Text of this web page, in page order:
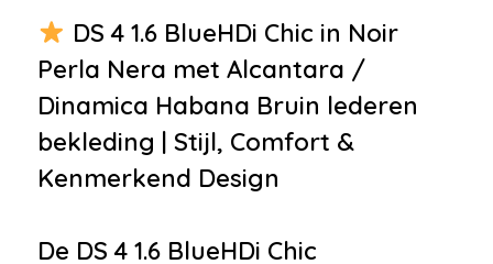
• Parkeersensor voor en achter
•Trekhaak
•Buitenspiegels elektrisch
inklapbaar
• Buitenspiegels elektrisch
verstel- en verwarmbaar
•
Bumpers in carrosseriekleur
DS 4 1.6 BlueHDi Chic in Noir
Perla Nera met Alcantara /
Dinamica Habana Bruin lederen
bekleding | Stijl, Comfort &
Kenmerkend Design
De DS 4 1.6 BlueHDi Chic